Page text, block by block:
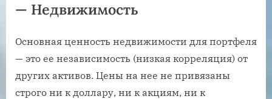
— Недвижимость
Основная ценность недвижимости для портфеля
— это ее независимость (низкая корреляция) от
других активов. Цены на нее не привязаны
строго ни к доллару, ни к акциям, ни к